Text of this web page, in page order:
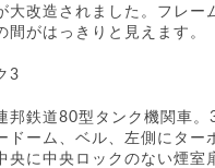
大改造されました。 フレー
間がはっきりと見えます。
3
邦鉄道80型タンク機関車。
ドーム、ベル、左側にター
央に中央ロックのない煙室